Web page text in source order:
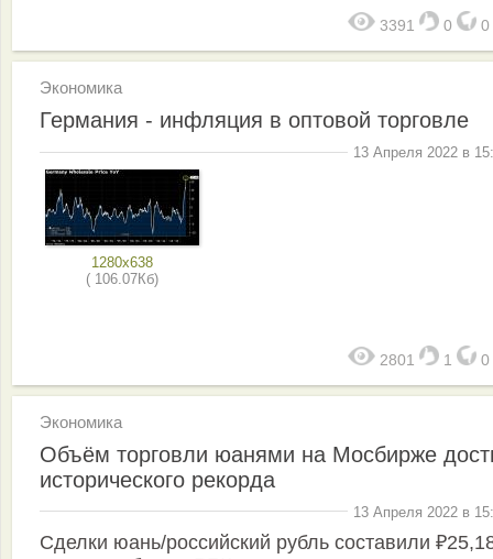
3391 0 0
Экономика
Германия - инфляция в оптовой торговле
13 Апреля 2022 в
1280x638
( 106.07Кб)
2801 1 0
Экономика
Объём торговли юанями на Мосбирже
исторического рекорда
13 Апреля 2022 в
Сделки юань/российский рубль составили